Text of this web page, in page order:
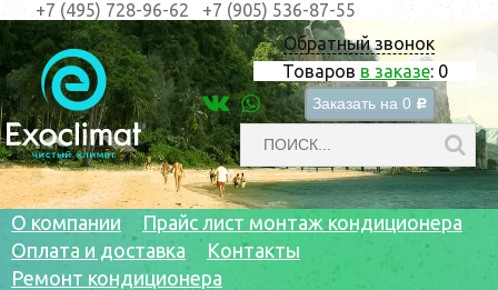
Обратный звонок
Товаров в заказе: 0
Заказать на 0 c
+7 (495) 728-96-62 +7 (905) 536-87-55
О компании
Прайс лист монтаж кондиционера
Оплата и доставка
Контакты
Ремонт кондиционера